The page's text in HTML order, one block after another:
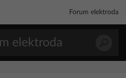
Forum elektroda